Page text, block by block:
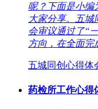
呢？下面是小编
大家分享。五城
会审议通过了“
方向，在全面完
五城同创心得体
药检所工作心得